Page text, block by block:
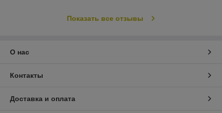
Показать все отзывы
О нас
Контакты
Доставка и оплата